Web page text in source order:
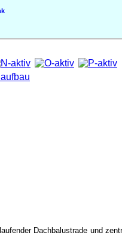
Dachbalustrade und